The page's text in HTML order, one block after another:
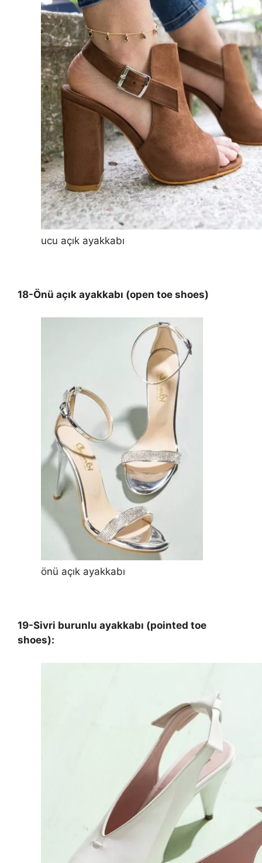
ucu açık ayakkabı
18-Önü açık ayakkabı (open toe shoes)
önü açık ayakkabı
19-Sivri burunlu ayakkabı (pointed toe
shoes):